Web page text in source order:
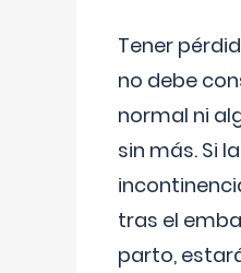
Tener
no debe
normal ni
sin más. Si la
tras el
parto,